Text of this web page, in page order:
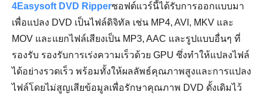
4Easysoft DVD Ripperซอฟต์แวร์นี้ได้รับการออกแบบมา
เพื่อแปลง DVD เป็นไฟล์ดิจิทัล เช่น MP4, AVI, MKV และ
MOV และแยกไฟล์เสียงเป็น MP3, AAC และรูปแบบอื่นๆ ที่
รองรับ รองรับการเร่งความเร็วด้วย GPU ซึ่งทำให้แปลงไฟล์
ได้อย่างรวดเร็ว พร้อมทั้งให้ผลลัพธ์คุณภาพสูงและการแปลง
ไฟล์โดยไม่สูญเสียข้อมูลเพื่อรักษาคุณภาพ DVD ดั้งเดิมไว้